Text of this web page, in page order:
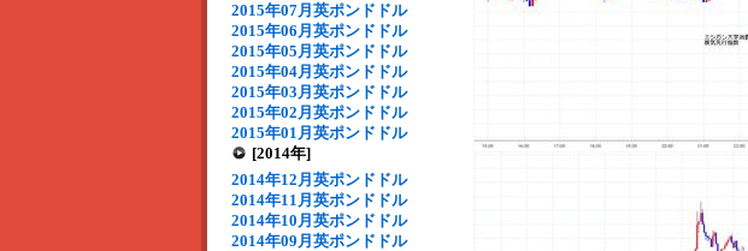
2015年07月英ポンドドル
2015年06月英ポンドドル
2015年05月英ポンドドル
2015年04月英ポンドドル
2015年03月英ポンドドル
2015年02月英ポンドドル
2015年01月英ポンドドル
[2014年]
2014年12月英ポンドドル
2014年11月英ポンドドル
2014年10月英ポンドドル
2014年09月英ポンドドル